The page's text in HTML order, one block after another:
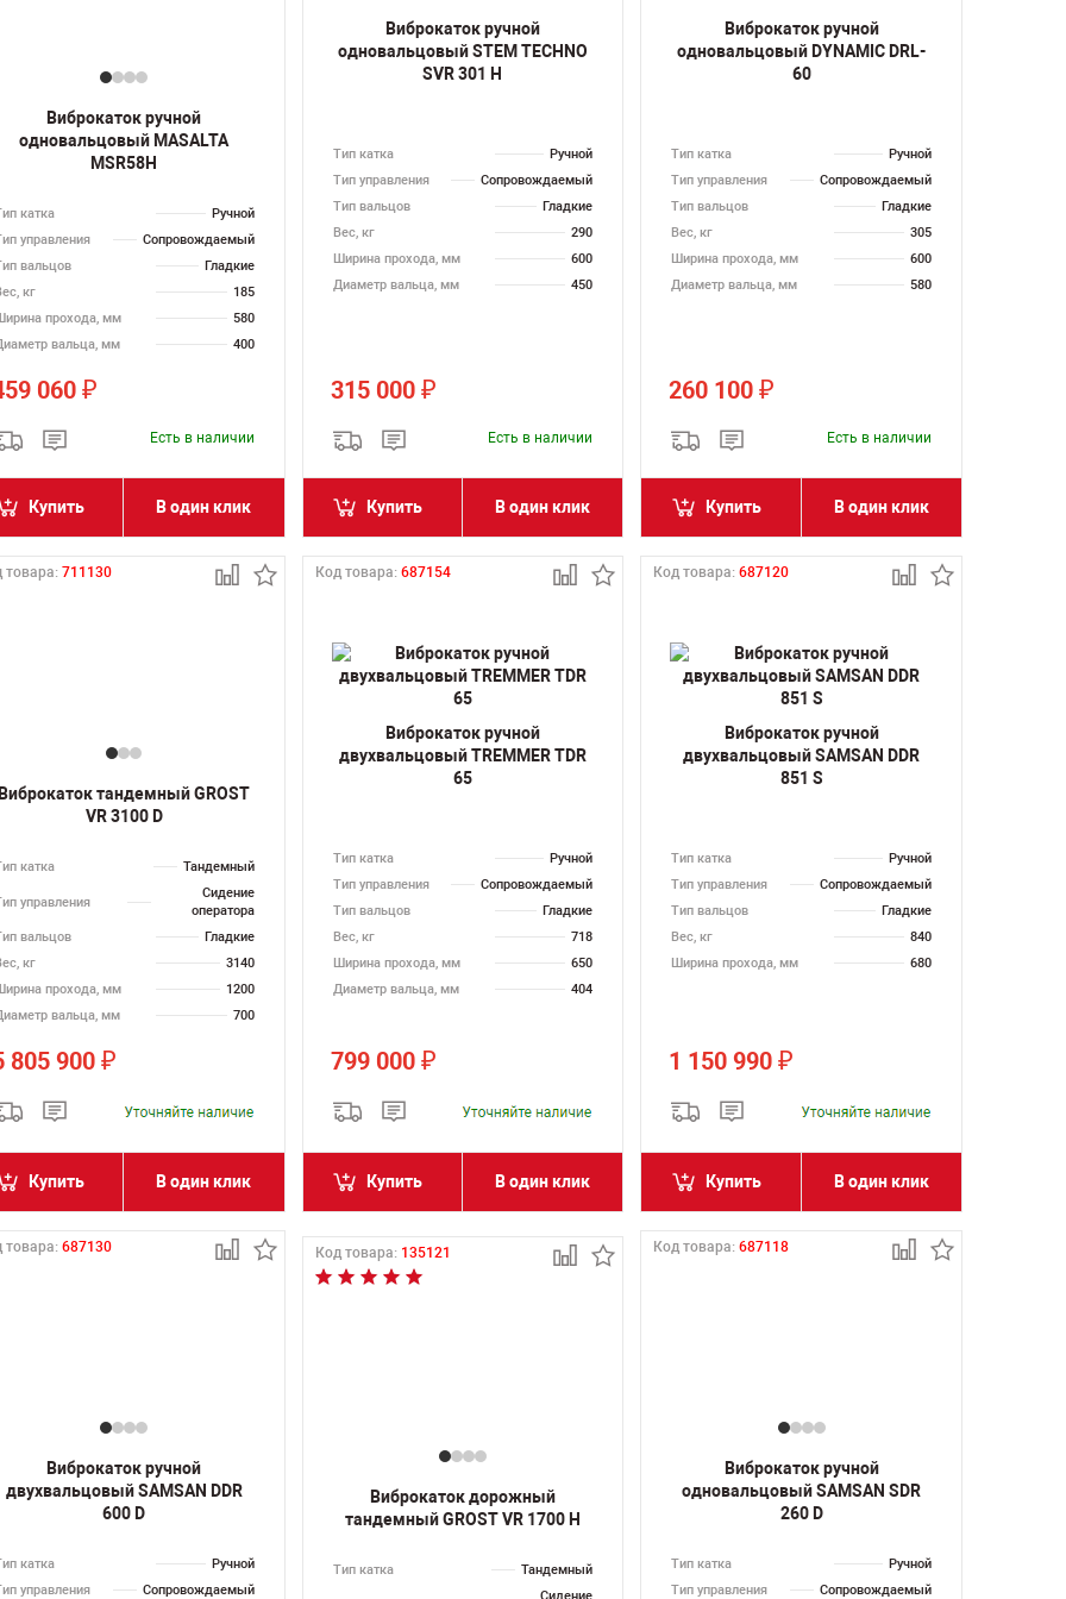
Виброкаток ручной
одновальцовый MASALTA
MSR58H
катка
Ручной
управления
Сопровождаемый
вальцов
Гладкие
кг
185
прохода, мм
580
вальца, мм
400
060 ₽
Есть в наличии
Купить В один клик
Виброкаток ручной
одновальцовый STEM TECHNO
SVR 301 H
Тип катка
Ручной
Тип управления
Сопровождаемый
Тип вальцов
Гладкие
Вес, кг
290
Ширина прохода, мм
600
Диаметр вальца, мм
450
315 000 ₽
Есть в наличии
Купить В один клик
Виброкаток ручной
одновальцовый DYNAMIC DRL-
60
Тип катка
Ручной
Тип управления
Сопровождаемый
Тип вальцов
Гладкие
Вес, кг
305
Ширина прохода, мм
600
Диаметр вальца, мм
580
260 100₽
Есть в наличии
Купить В один клик
товара: 711130
тандемный GROST
VR 3100 D
катка Тандемный
управления
Сидение
оператора
вальцов
Гладкие
кг
3140
прохода, мм
1200
вальца, мм
700
805 900 ₽
Купить В один клик
Код товара: 687154
Виброкаток ручной
двухвальцовый TREMMER TDR
65
Тип катка
Ручной
Тип управления
Сопровождаемый
Тип вальцов
Гладкие
Вес, кг
718
Ширина прохода, мм
650
Диаметр вальца, мм
404
799 000 ₽
Купить В один клик
Код товара:687120
Виброкаток ручной
двухвальцовый SAMSAN DDR
851 S
Тип катка
Ручной
Тип управления
Сопровождаемый
Тип вальцов
Гладкие
Вес, кг
840
Ширина прохода, мм
680
1 150 990₽
Купить В один клик
товара: 687130
Виброкаток ручной
двухвальцовый SAMSAN DDR
600 D
катка
Ручной
управления
Сопровождаемый
Код товара: 135121
Виброкаток дорожный
тандемный GROST VR 1700 H
Тип катка Тандемный
Код товара:687118
Виброкаток ручной
одновальцовый SAMSAN SDR
260 D
Тип катка
Ручной
Тип управления
Сопровождаемый